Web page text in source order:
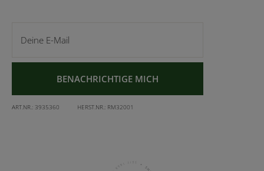
BENACHRICHTIGE MICH
ART.NR.: 3935360 HERST.NR.: RM32001